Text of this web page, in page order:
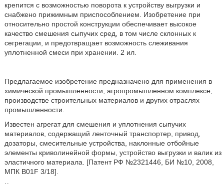
крепится с возможностью поворота к устройству выгрузки и
снабжено прижимным приспособлением. Изобретение при
относительно простой конструкции обеспечивает высокое
качество смешения сыпучих сред, в том числе склонных к
сегрегации, и предотвращает возможность слеживания
уплотненной смеси при хранении. 2 ил.
Предлагаемое изобретение предназначено для применения в
химической промышленности, агропромышленном комплексе,
производстве строительных материалов и других отраслях
промышленности.
Известен агрегат для смешения и уплотнения сыпучих
материалов, содержащий ленточный транспортер, привод,
дозаторы, смесительные устройства, наклонные отбойные
элементы криволинейной формы, устройство выгрузки и валик из
эластичного материала. [Патент РФ №2321446, БИ №10, 2008,
МПК B01F 3/18].